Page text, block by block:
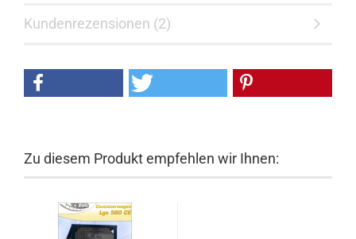
Kundenrezensionen (2)
Zu diesem Produkt empfehlen wir Ihnen: